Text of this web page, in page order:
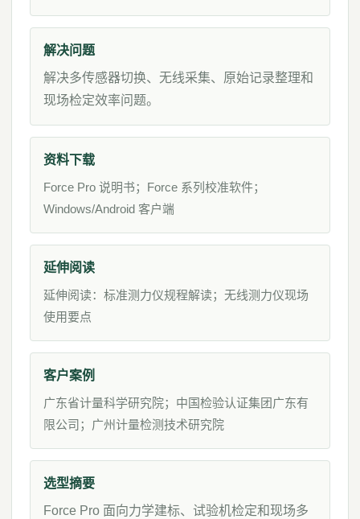
解决问题
解决多传感器切换、无线采集、原始记录整理和
现场检定效率问题。
资料下载
Force Pro 说明书；Force 系列校准软件；
Windows/Android 客户端
延伸阅读
延伸阅读：标准测力仪规程解读；无线测力仪现场
使用要点
客户案例
广东省计量科学研究院；中国检验认证集团广东有
限公司；广州计量检测技术研究院
选型摘要
Force Pro 面向力学建标、试验机检定和现场多